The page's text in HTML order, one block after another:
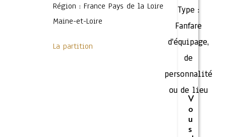
Région : France Pays de la Loire
Maine-et-Loire
La partition
Type :
Fanfare
d'équipage,
de
personnalité
ou de lieu
V
o
u
s